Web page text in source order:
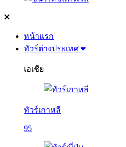
หน้าแรก
ทัวร์ต่างประเทศ
เอเชีย
ทัวร์เกาหลี
95